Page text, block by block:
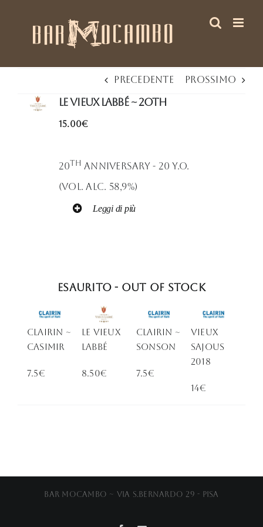
Precedente Prossimo
Le Vieux Labbé ~ 2Oth
15.00€
20th Anniversary - 20 Y.O.
(Vol. Alc. 58,9%)
Leggi di più
Esaurito - Out of stock
Clairin ~
Casimir
7.5€
Le Vieux
Labbé
8.50€
Clairin ~
sonson
7.5€
VIEUX
SAJOUS
2018
14€
Bar Mocambo ~ Via S.Bernardo 29 - Pisa